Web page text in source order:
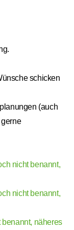
schicken
(auch
nicht benannt,
nicht benannt,
näheres